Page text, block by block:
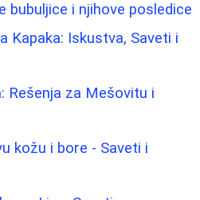
bubuljice i njihove posledice
Kapaka: Iskustva, Saveti i
Rešenja za Mešovitu i
kožu i bore - Saveti i